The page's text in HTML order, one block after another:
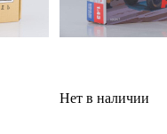
Нет в наличии